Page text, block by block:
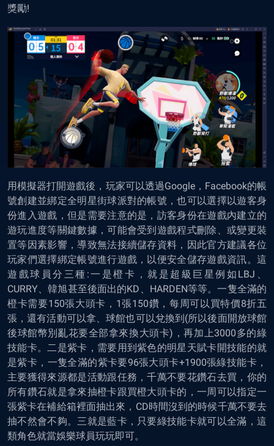
獎勵!
用模擬器打開遊戲後，玩家可以透過Google，Facebook的帳
號創建並綁定全明星街球派對的帳號，也可以選擇以遊客身
份進入遊戲，但是需要注意的是，訪客身份在遊戲內建立的
遊玩進度等關鍵數據，可能會受到遊戲程式刪除、或變更裝
置等因素影響，導致無法接續儲存資料，因此官方建議各位
玩家們選擇綁定帳號進行遊戲，以便安全儲存遊戲資訊。這
遊戲球員分三種:一是橙卡，就是超級巨星例如LBJ、
CURRY、韓旭甚至後面出的KD、HARDEN等等。一隻全滿的
橙卡需要150張大頭卡，1張150鑽，每周可以買特價8折五
張，還有活動可以拿、球館也可以兌換到(所以後面開放球館
後球館幣別亂花要全部拿來換大頭卡)，再加上3000多的綠
技能卡。二是紫卡，需要用到紫色的明星天賦卡開技能的就
是紫卡，一隻全滿的紫卡要96張大頭卡+1900張綠技能卡，
主要獲得來源都是活動跟任務，千萬不要花鑽石去買，你的
所有鑽石就是拿來抽橙卡跟買橙大頭卡的，一周可以指定一
張紫卡在補給箱裡面抽出來，CD時間沒到的時候千萬不要去
抽不然會不夠。三就是藍卡，只要綠技能卡就可以全滿，這
類角色就當娛樂球員玩玩即可。